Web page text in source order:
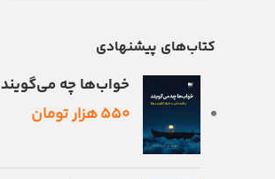
کتاب‌های پیشنهادی
خواب‌ها چه می‌گویند
۵۵۰هزار تومان